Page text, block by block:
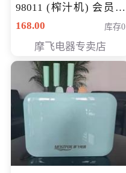
98011 (榨汁机) 会员专
享价138元
168.00 库存0
摩飞电器专卖店